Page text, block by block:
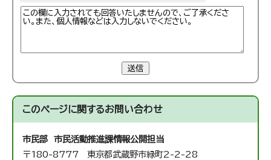
送信
このページに関するお問い合わせ
市民部 市民活動推進課情報公開担当
〒180-8777 東京都武蔵野市緑町2-2-28